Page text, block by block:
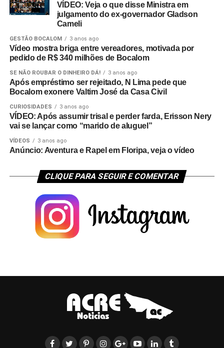
VÍDEO: Veja o que disse Ministra em
julgamento do ex-governador Gladson
Cameli
GESTÃO BOCALOM 3 anos ago
Vídeo mostra briga entre vereadores, motivada por
pedido de R$ 340 milhões de Bocalom
SE NÃO ROUBAR O DINHEIRO DÁ! 3 anos ago
Após empréstimo ser rejeitado, N Lima pede que
Bocalom exonere Valtim José da Casa Civil
CURIOSIDADES 3 anos ago
VÍDEO: Após assumir trisal e perder farda, Erisson Nery
vai se lançar como “marido de aluguel”
VÍDEOS 3 anos ago
Anúncio: Aventura e Rapel em Floripa, veja o vídeo
CLIQUE PARA SEGUIR E COMENTAR